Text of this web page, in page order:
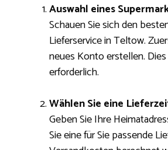
Auswahl eines
Schauen Sie sich den
Lieferservice in Teltow.
neues Konto erstellen.
erforderlich.
Wählen Sie eine
Geben Sie Ihre
Sie eine für Sie passende